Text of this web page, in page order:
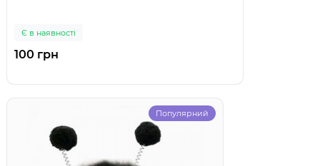
Є в наявності
100 грн
Популярний